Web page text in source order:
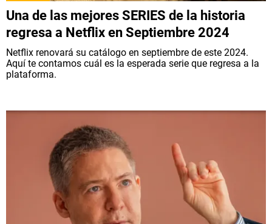
Una de las mejores SERIES de la historia
regresa a Netflix en Septiembre 2024
Netflix renovará su catálogo en septiembre de este 2024.
Aquí te contamos cuál es la esperada serie que regresa a la
plataforma.